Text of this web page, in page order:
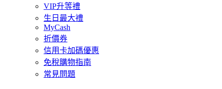
VIP升等禮
生日最大禮
MyCash
折價券
信用卡加碼優惠
免稅購物指南
常見問題